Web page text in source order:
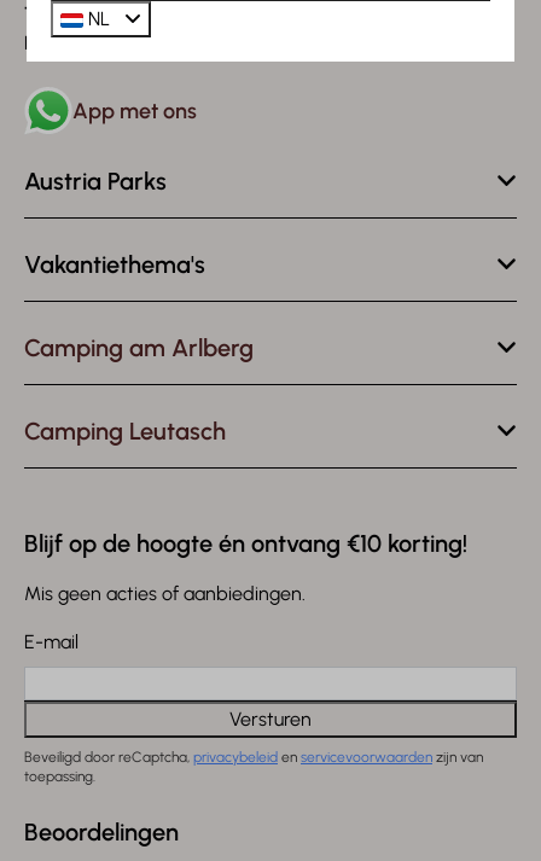
Tel.:+43 5214 65700
E-mail:frontoffice@campingleutasch.com
App met ons
Austria Parks
Vakantiethema's
Camping am Arlberg
Camping Leutasch
Blijf op de hoogte én ontvang €10 korting!
Mis geen acties of aanbiedingen.
E-mail
Versturen
Beveiligd door reCaptcha, privacybeleid en servicevoorwaarden zijn van
toepassing.
Beoordelingen
NL